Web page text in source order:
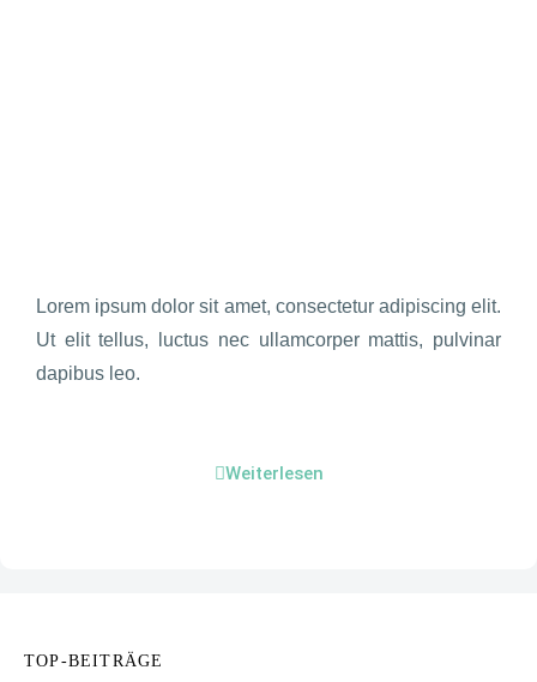
Lorem ipsum dolor sit amet, consectetur adipiscing elit.
Ut elit tellus, luctus nec ullamcorper mattis, pulvinar
dapibus leo.
Weiterlesen
TOP-BEITRÄGE